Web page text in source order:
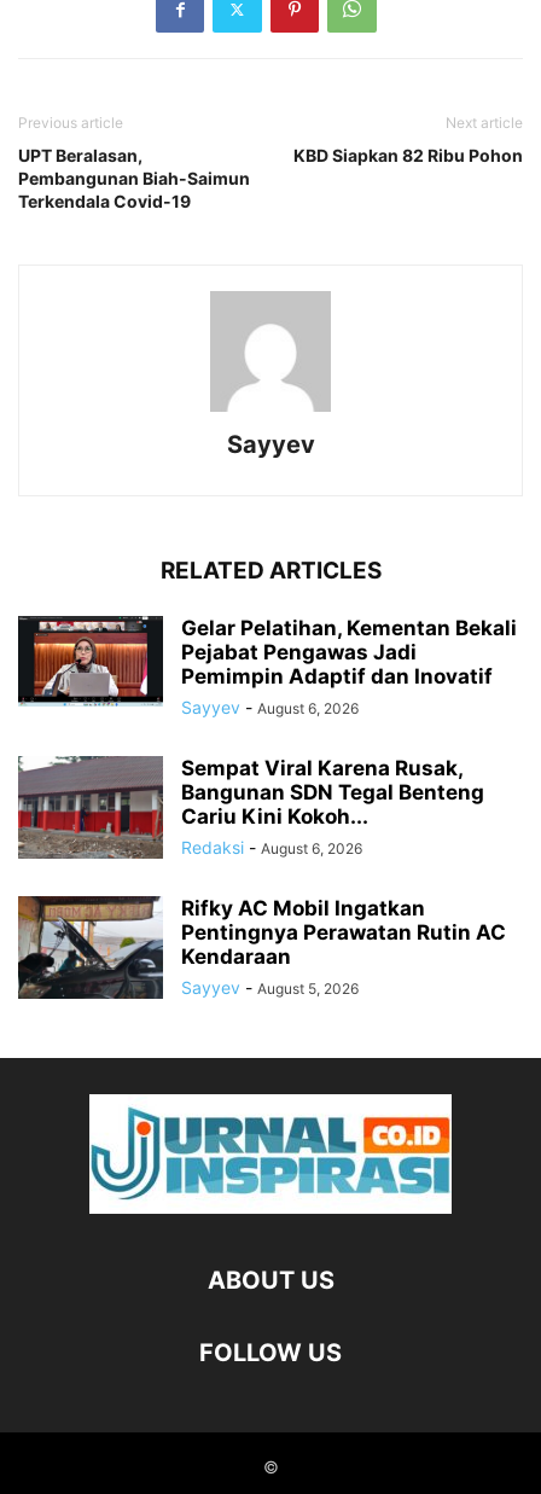
Previous article
UPT Beralasan,
Pembangunan Biah-Saimun
Terkendala Covid-19
Next article
KBD Siapkan 82 Ribu Pohon
Sayyev
RELATED ARTICLES
Gelar Pelatihan, Kementan Bekali
Pejabat Pengawas Jadi
Pemimpin Adaptif dan Inovatif
Sayyev - August 6, 2026
Sempat Viral Karena Rusak,
Bangunan SDN Tegal Benteng
Cariu Kini Kokoh...
Redaksi - August 6, 2026
Rifky AC Mobil Ingatkan
Pentingnya Perawatan Rutin AC
Kendaraan
Sayyev - August 5, 2026
ABOUT US
FOLLOW US
©